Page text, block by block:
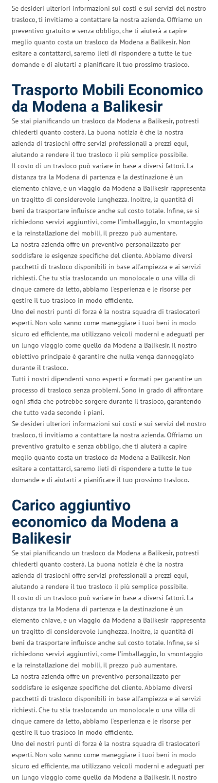
Se desideri ulteriori informazioni sui costi e sui servizi del nostro
trasloco, ti invitiamo a contattare la nostra azienda. Offriamo un
preventivo gratuito e senza obbligo, che ti aiuterà a capire
meglio quanto costa un trasloco da Modena a Balikesir. Non
esitare a contattarci, saremo lieti di rispondere a tutte le tue
domande e di aiutarti a pianificare il tuo prossimo trasloco.
Trasporto Mobili Economico
da Modena a Balikesir
Se stai pianificando un trasloco da Modena a Balikesir, potresti
chiederti quanto costerà. La buona notizia è che la nostra
azienda di traslochi offre servizi professionali a prezzi equi,
aiutando a rendere il tuo trasloco il più semplice possibile.
Il costo di un trasloco può variare in base a diversi fattori. La
distanza tra la Modena di partenza e la destinazione è un
elemento chiave, e un viaggio da Modena a Balikesir rappresenta
un tragitto di considerevole lunghezza. Inoltre, la quantità di
beni da trasportare influisce anche sul costo totale. Infine, se si
richiedono servizi aggiuntivi, come l’imballaggio, lo smontaggio
e la reinstallazione dei mobili, il prezzo può aumentare.
La nostra azienda offre un preventivo personalizzato per
soddisfare le esigenze specifiche del cliente. Abbiamo diversi
pacchetti di trasloco disponibili in base all’ampiezza e ai servizi
richiesti. Che tu stia traslocando un monolocale o una villa di
cinque camere da letto, abbiamo l’esperienza e le risorse per
gestire il tuo trasloco in modo efficiente.
Uno dei nostri punti di forza è la nostra squadra di traslocatori
esperti. Non solo sanno come maneggiare i tuoi beni in modo
sicuro ed efficiente, ma utilizzano veicoli moderni e adeguati per
un lungo viaggio come quello da Modena a Balikesir. Il nostro
obiettivo principale è garantire che nulla venga danneggiato
durante il trasloco.
Tutti i nostri dipendenti sono esperti e formati per garantire un
processo di trasloco senza problemi. Sono in grado di affrontare
ogni sfida che potrebbe sorgere durante il trasloco, garantendo
che tutto vada secondo i piani.
Se desideri ulteriori informazioni sui costi e sui servizi del nostro
trasloco, ti invitiamo a contattare la nostra azienda. Offriamo un
preventivo gratuito e senza obbligo, che ti aiuterà a capire
meglio quanto costa un trasloco da Modena a Balikesir. Non
esitare a contattarci, saremo lieti di rispondere a tutte le tue
domande e di aiutarti a pianificare il tuo prossimo trasloco.
Carico aggiuntivo
economico da Modena a
Balikesir
Se stai pianificando un trasloco da Modena a Balikesir, potresti
chiederti quanto costerà. La buona notizia è che la nostra
azienda di traslochi offre servizi professionali a prezzi equi,
aiutando a rendere il tuo trasloco il più semplice possibile.
Il costo di un trasloco può variare in base a diversi fattori. La
distanza tra la Modena di partenza e la destinazione è un
elemento chiave, e un viaggio da Modena a Balikesir rappresenta
un tragitto di considerevole lunghezza. Inoltre, la quantità di
beni da trasportare influisce anche sul costo totale. Infine, se si
richiedono servizi aggiuntivi, come l’imballaggio, lo smontaggio
e la reinstallazione dei mobili, il prezzo può aumentare.
La nostra azienda offre un preventivo personalizzato per
soddisfare le esigenze specifiche del cliente. Abbiamo diversi
pacchetti di trasloco disponibili in base all’ampiezza e ai servizi
richiesti. Che tu stia traslocando un monolocale o una villa di
cinque camere da letto, abbiamo l’esperienza e le risorse per
gestire il tuo trasloco in modo efficiente.
Uno dei nostri punti di forza è la nostra squadra di traslocatori
esperti. Non solo sanno come maneggiare i tuoi beni in modo
sicuro ed efficiente, ma utilizzano veicoli moderni e adeguati per
un lungo viaggio come quello da Modena a Balikesir. Il nostro